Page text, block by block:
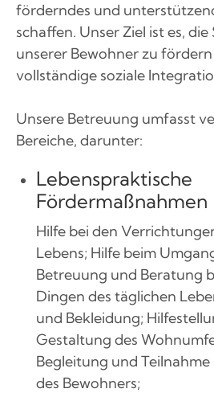
förderndes und
schaffen. Unser Ziel ist es,
unserer Bewohner zu
vollständige soziale
Unsere Betreuung umfasst
Bereiche, darunter:
Lebenspraktische
Fördermaßnahmen
Hilfe bei den
Lebens; Hilfe beim
Betreuung und Beratung
Dingen des täglichen
und Bekleidung;
Gestaltung des
Begleitung und
des Bewohners;